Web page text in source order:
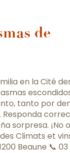
de
en la Cité
tanto por
Responda
sorpresa. ¡No
Climats et
Beaune 📞 03